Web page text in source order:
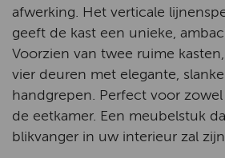
afwerking. Het verticale
geeft de kast een unieke,
Voorzien van twee ruime
vier deuren met elegante,
handgrepen. Perfect voor
de eetkamer. Een meubelstuk
blikvanger in uw interieur zal